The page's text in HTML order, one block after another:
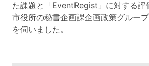
た課題と「EventRegist」に対する評
市役所の秘書企画課企画政策グルー
を伺いました。